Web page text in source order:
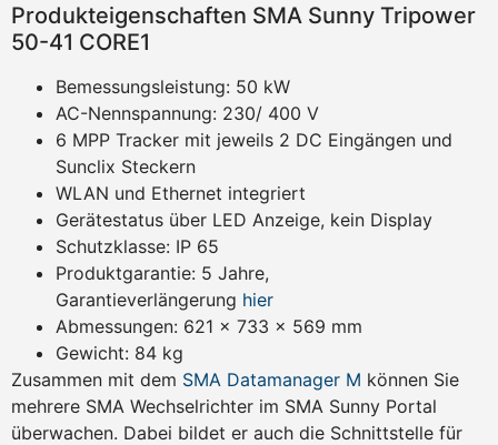
Produkteigenschaften SMA Sunny Tripower
50-41 CORE1
Bemessungsleistung: 50 kW
AC-Nennspannung: 230/ 400 V
6 MPP Tracker mit jeweils 2 DC Eingängen und
Sunclix Steckern
WLAN und Ethernet integriert
Gerätestatus über LED Anzeige, kein Display
Schutzklasse: IP 65
Produktgarantie: 5 Jahre,
Garantieverlängerung hier
Abmessungen: 621 x 733 x 569 mm
Gewicht: 84 kg
Zusammen mit dem SMA Datamanager M können Sie
mehrere SMA Wechselrichter im SMA Sunny Portal
überwachen. Dabei bildet er auch die Schnittstelle für